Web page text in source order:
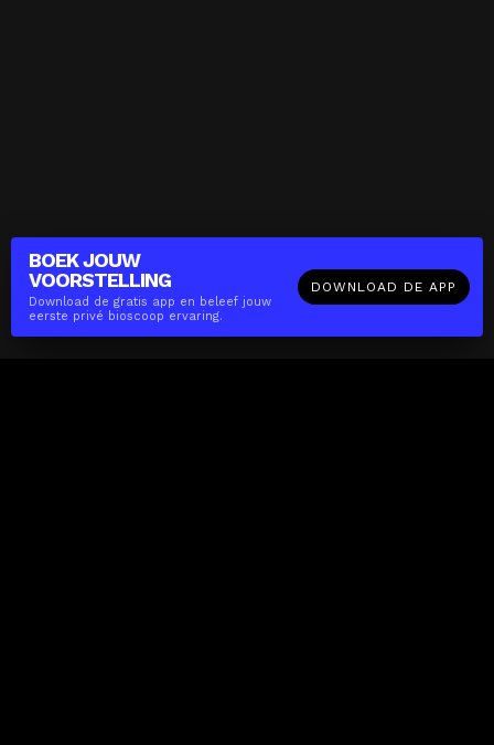
BOEK JOUW
VOORSTELLING
Download de gratis app en beleef jouw
eerste privé bioscoop ervaring.
DOWNLOAD DE APP